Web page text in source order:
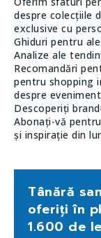
despre colecțiile
exclusive cu
Ghiduri pentru
Analize ale
Recomandări
pentru shopping
despre
Descoperiți
Abonați-vă
și inspirație din
Tânără
oferiți în
1.600 de